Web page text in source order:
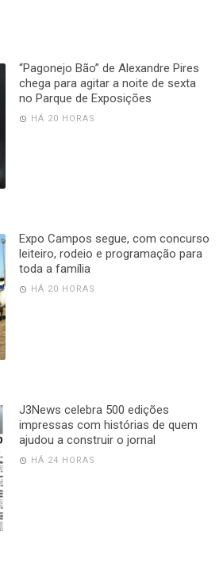
“Pagonejo Bão” de Alexandre Pires
chega para agitar a noite de sexta
no Parque de Exposições
HÁ 20 HORAS
Expo Campos segue, com concurso
leiteiro, rodeio e programação para
toda a família
HÁ 20 HORAS
J3News celebra 500 edições
impressas com histórias de quem
ajudou a construir o jornal
HÁ 24 HORAS